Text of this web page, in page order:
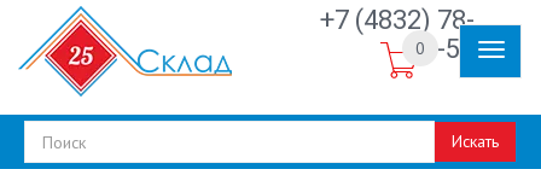
+7 (4832) 78-
30-50
Искать
0